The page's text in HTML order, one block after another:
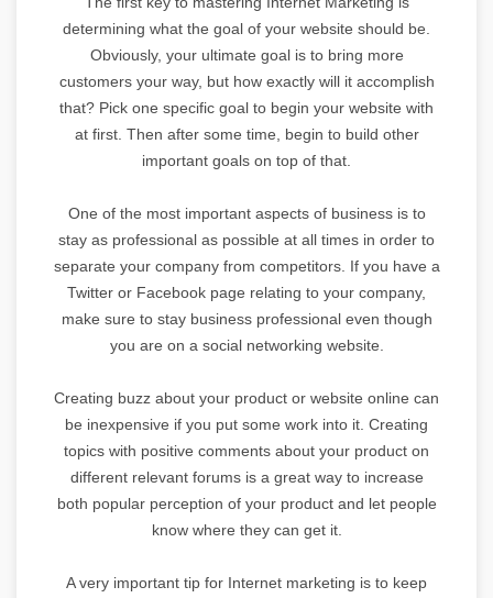
determining what the goal of your website should be.
Obviously, your ultimate goal is to bring more
customers your way, but how exactly will it accomplish
that? Pick one specific goal to begin your website with
at first. Then after some time, begin to build other
important goals on top of that.
One of the most important aspects of business is to
stay as professional as possible at all times in order to
separate your company from competitors. If you have a
Twitter or Facebook page relating to your company,
make sure to stay business professional even though
you are on a social networking website.
Creating buzz about your product or website online can
be inexpensive if you put some work into it. Creating
topics with positive comments about your product on
different relevant forums is a great way to increase
both popular perception of your product and let people
know where they can get it.
A very important tip for Internet marketing is to keep